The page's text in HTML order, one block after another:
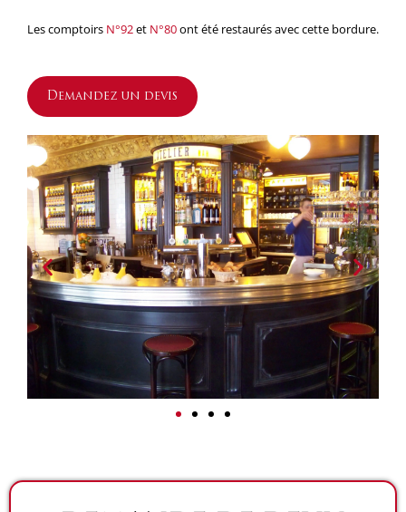
Les comptoirs N°92et N°80ont été restaurés avec cette bordure.
Demandez un devis